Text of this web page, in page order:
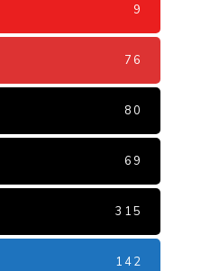
9
76
80
69
315
142